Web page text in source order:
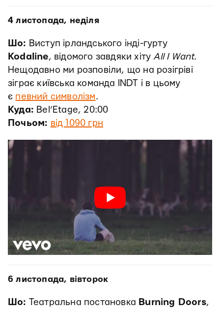
4 листопада, неділя
Шо: Виступ ірландського інді-гурту
Kodaline, відомого завдяки хітуAll I Want.
Нещодавно ми розповіли, що на розігріві
зіграє київська команда INDT і в цьому
є певний символізм.
Куда: Bel’Etage, 20:00
Почьом: від 1090 грн
6 листопада, вівторок
Шо: Театральна постановка Burning Doors,